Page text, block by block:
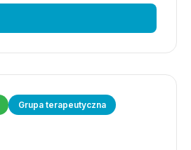
Grupa terapeutyczna